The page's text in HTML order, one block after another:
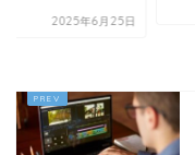
2025年6月25日